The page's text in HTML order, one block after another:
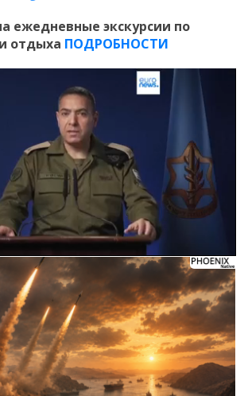
ежедневные экскурсии по
отдыха ПОДРОБНОСТИ